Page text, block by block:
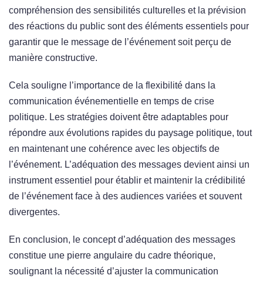
compréhension des sensibilités culturelles et la prévision
des réactions du public sont des éléments essentiels pour
garantir que le message de l’événement soit perçu de
manière constructive.
Cela souligne l’importance de la flexibilité dans la
communication événementielle en temps de crise
politique. Les stratégies doivent être adaptables pour
répondre aux évolutions rapides du paysage politique, tout
en maintenant une cohérence avec les objectifs de
l’événement. L’adéquation des messages devient ainsi un
instrument essentiel pour établir et maintenir la crédibilité
de l’événement face à des audiences variées et souvent
divergentes.
En conclusion, le concept d’adéquation des messages
constitue une pierre angulaire du cadre théorique,
soulignant la nécessité d’ajuster la communication